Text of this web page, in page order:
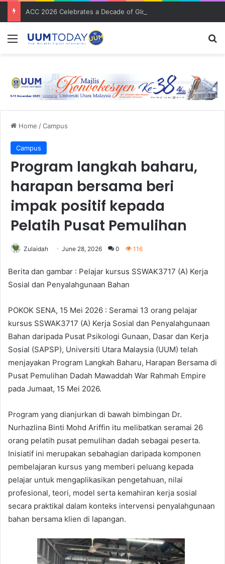
Menu
Home /Campus
Campus
Program langkah baharu,
harapan bersama beri
impak positif kepada
Pelatih Pusat Pemulihan
Zulaidah June 28, 2026 0 116
Berita dan gambar : Pelajar kursus SSWAK3717 (A) Kerja
Sosial dan Penyalahgunaan Bahan
POKOK SENA, 15 Mei 2026 : Seramai 13 orang pelajar
kursus SSWAK3717 (A) Kerja Sosial dan Penyalahgunaan
Bahan daripada Pusat Psikologi Gunaan, Dasar dan Kerja
Sosial (SAPSP), Universiti Utara Malaysia (UUM) telah
menjayakan Program Langkah Baharu, Harapan Bersama di
Pusat Pemulihan Dadah Mawaddah War Rahmah Empire
pada Jumaat, 15 Mei 2026.
Program yang dianjurkan di bawah bimbingan Dr.
Nurhazlina Binti Mohd Ariffin itu melibatkan seramai 26
orang pelatih pusat pemulihan dadah sebagai peserta.
Inisiatif ini merupakan sebahagian daripada komponen
pembelajaran kursus yang memberi peluang kepada
pelajar untuk mengaplikasikan pengetahuan, nilai
profesional, teori, model serta kemahiran kerja sosial
secara praktikal dalam konteks intervensi penyalahgunaan
bahan bersama klien di lapangan.